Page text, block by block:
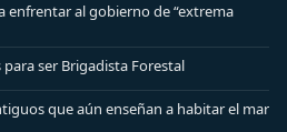
enfrentar al gobierno de “extrema
ser Brigadista Forestal
que aún enseñan a habitar el mar